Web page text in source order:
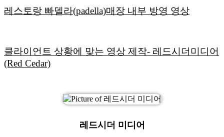
레스토랑 빠델라(padella)매장 내부 방영 영상
클라이언트 상황에 맞는 영상 제작- 레드시더미디어
(Red Cedar)
레드시더 미디어